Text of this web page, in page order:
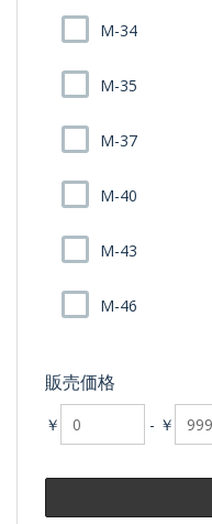
M-34
M-35
M-37
M-40
M-43
M-46
販売価格
￥ - ￥